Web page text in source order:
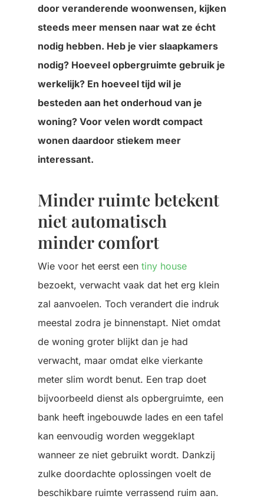
door veranderende woonwensen, kijken
steeds meer mensen naar wat ze écht
nodig hebben. Heb je vier slaapkamers
nodig? Hoeveel opbergruimte gebruik je
werkelijk? En hoeveel tijd wil je
besteden aan het onderhoud van je
woning? Voor velen wordt compact
wonen daardoor stiekem meer
interessant.
Minder ruimte betekent
niet automatisch
minder comfort
Wie voor het eerst een tiny house
bezoekt, verwacht vaak dat het erg klein
zal aanvoelen. Toch verandert die indruk
meestal zodra je binnenstapt. Niet omdat
de woning groter blijkt dan je had
verwacht, maar omdat elke vierkante
meter slim wordt benut. Een trap doet
bijvoorbeeld dienst als opbergruimte, een
bank heeft ingebouwde lades en een tafel
kan eenvoudig worden weggeklapt
wanneer ze niet gebruikt wordt. Dankzij
zulke doordachte oplossingen voelt de
beschikbare ruimte verrassend ruim aan.